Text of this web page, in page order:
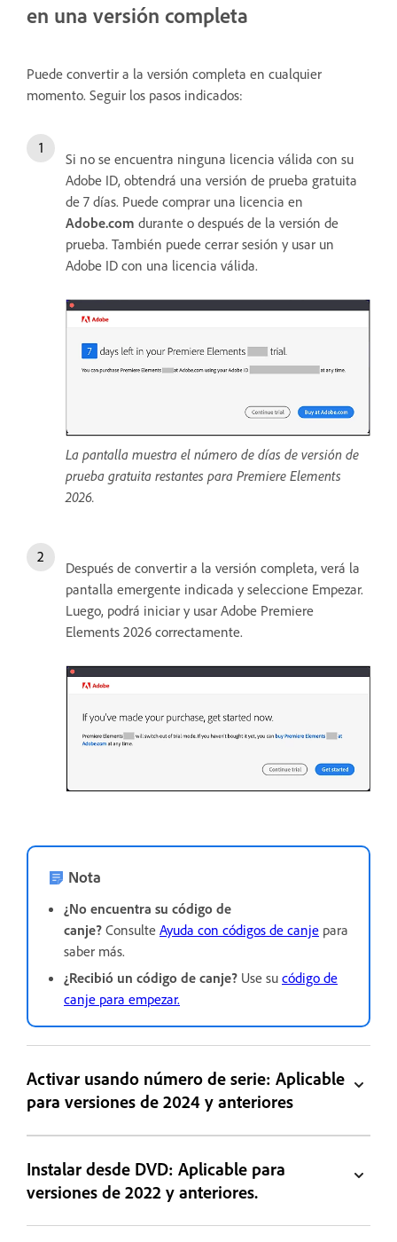
en una versión completa
Puede convertir a la versión completa en cualquier
momento. Seguir los pasos indicados:
Si no se encuentra ninguna licencia válida con su
Adobe ID, obtendrá una versión de prueba gratuita
de 7 días. Puede comprar una licencia en
Adobe.com durante o después de la versión de
prueba. También puede cerrar sesión y usar un
Adobe ID con una licencia válida.
La pantalla muestra el número de días de versión de
prueba gratuita restantes para Premiere Elements
2026.
Después de convertir a la versión completa, verá la
pantalla emergente indicada y seleccione Empezar.
Luego, podrá iniciar y usar Adobe Premiere
Elements 2026 correctamente.
Nota
¿No encuentra su código de
canje? Consulte Ayuda con códigos de canje para
saber más.
¿Recibió un código de canje? Use su código de
canje para empezar.
Activar usando número de serie: Aplicable
para versiones de 2024 y anteriores
Instalar desde DVD: Aplicable para
versiones de 2022 y anteriores.